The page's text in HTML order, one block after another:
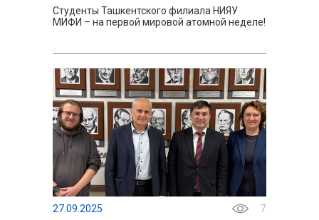
Студенты Ташкентского филиала НИЯУ
МИФИ – на первой мировой атомной неделе!
27.09.2025
7